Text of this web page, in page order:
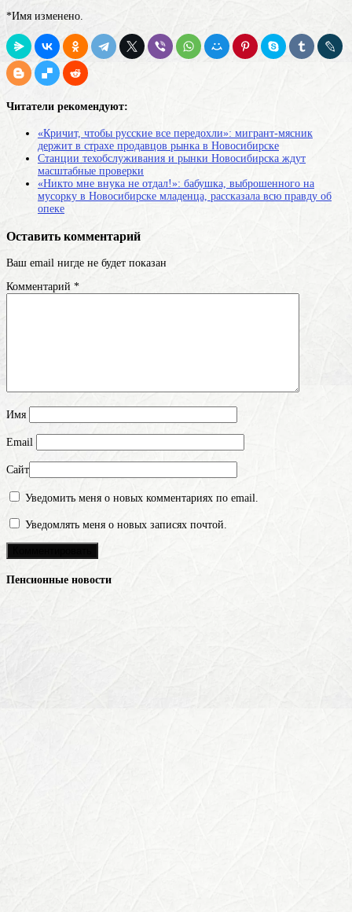
*Имя изменено.
Читатели рекомендуют:
«Кричит, чтобы русские все передохли»: мигрант-мясник
держит в страхе продавцов рынка в Новосибирске
Станции техобслуживания и рынки Новосибирска ждут
масштабные проверки
«Никто мне внука не отдал!»: бабушка, выброшенного на
мусорку в Новосибирске младенца, рассказала всю правду об
опеке
Оставить комментарий
Ваш email нигде не будет показан
Комментарий *
Имя
Email
Сайт
Уведомить меня о новых комментариях по email.
Уведомлять меня о новых записях почтой.
Пенсионные новости